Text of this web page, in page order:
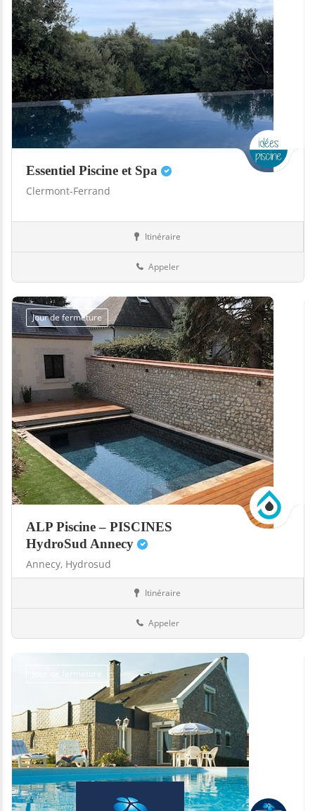
Essentiel Piscine et Spa
Clermont-Ferrand
Itinéraire
Appeler
Jour de fermeture
ALP Piscine – PISCINES
HydroSud Annecy
Annecy, Hydrosud
Itinéraire
Appeler
Jour de fermeture